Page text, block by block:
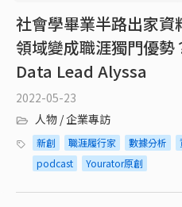
社會學畢業半路出家
領域變成職涯獨門優勢
Data Lead Alyssa
2022-05-23
人物 / 企業專訪
新創 職涯履行家 數據分析
podcast
Yourator原創